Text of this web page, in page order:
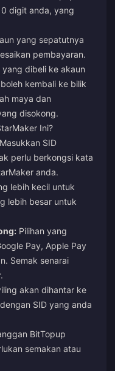
digit anda, yang
yang sepatutnya
pembayaran.
dibeli ke akaun
kembali ke bilik
maya dan
disokong.
Ini?
Masukkan SID
perlu berkongsi kata
anda.
lebih kecil untuk
lebih besar untuk
Pilihan yang
Pay, Apple Pay
Semak senarai
akan dihantar ke
SID yang anda
BitTopup
semakan atau